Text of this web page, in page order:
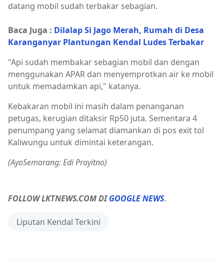
datang mobil sudah terbakar sebagian.
Baca Juga : Dilalap Si Jago Merah, Rumah di Desa
Karanganyar Plantungan Kendal Ludes Terbakar
"Api sudah membakar sebagian mobil dan dengan
menggunakan APAR dan menyemprotkan air ke mobil
untuk memadamkan api," katanya.
Kebakaran mobil ini masih dalam penanganan
petugas, kerugian ditaksir Rp50 juta. Sementara 4
penumpang yang selamat diamankan di pos exit tol
Kaliwungu untuk dimintai keterangan.
(AyoSemarang: Edi Prayitno)
FOLLOW LKTNEWS.COM DIGOOGLE NEWS.
Liputan Kendal Terkini